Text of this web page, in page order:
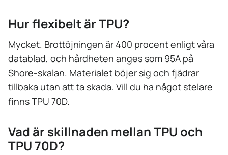
Hur flexibelt är TPU?
Mycket. Brottöjningen är 400 procent enligt våra
datablad, och hårdheten anges som 95A på
Shore-skalan. Materialet böjer sig och fjädrar
tillbaka utan att ta skada. Vill du ha något stelare
finns TPU 70D.
Vad är skillnaden mellan TPU och
TPU 70D?